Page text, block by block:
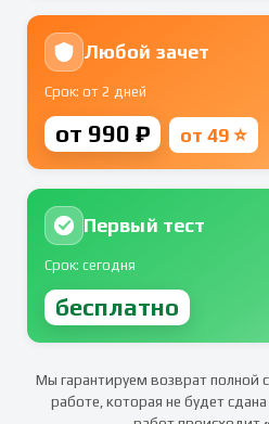
Любой зачет
Срок: от 2 дней
от 990 ₽ от 49 ⭐
Первый тест
Срок: сегодня
бесплатно
Мы гарантируем возврат полной
работе, которая не будет